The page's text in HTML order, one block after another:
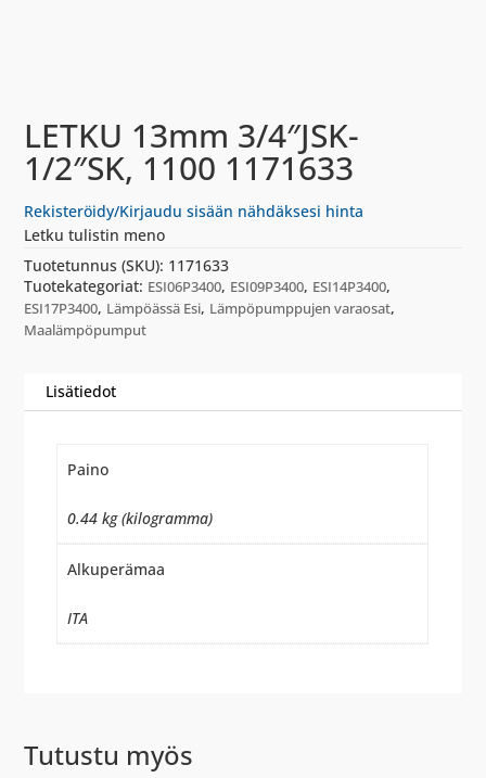
LETKU 13mm 3/4″JSK-
1/2″SK, 1100 1171633
Rekisteröidy/Kirjaudu sisään nähdäksesi hinta
Letku tulistin meno
Tuotetunnus (SKU): 1171633
Tuotekategoriat: ESI06P3400, ESI09P3400, ESI14P3400,
ESI17P3400, Lämpöässä Esi, Lämpöpumppujen varaosat,
Maalämpöpumput
Lisätiedot
Paino
0.44 kg (kilogramma)
Alkuperämaa
ITA
Tutustu myös